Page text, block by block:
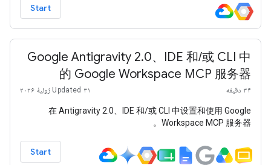
Start
Google Antigravity 2.0、IDE 和/或 CLI 中
的 Google Workspace MCP 服务器
۳۴ دقیقه Updated ۳۱ ژوئیهٔ ۲۰۲۶
在 Antigravity 2.0、IDE 和/或 CLI 中设置和使用 Google
Workspace MCP 服务器。
Start